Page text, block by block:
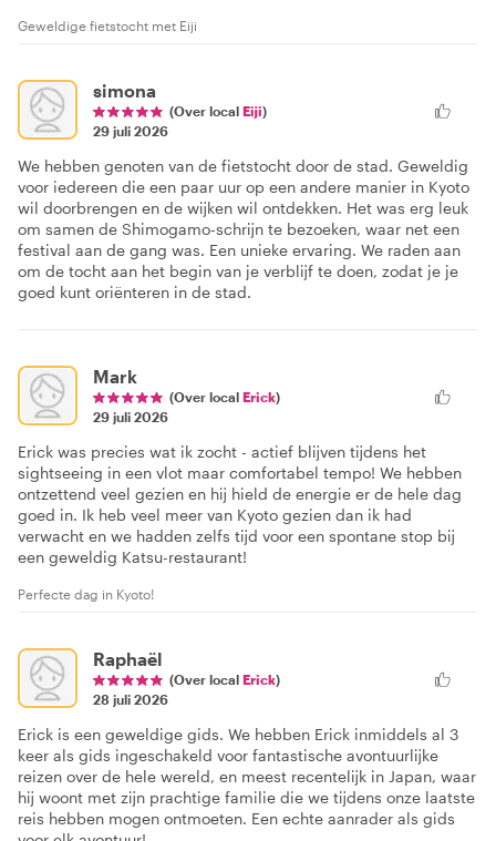
Geweldige fietstocht met Eiji
simona
(Over local Eiji)
29 juli 2026
We hebben genoten van de fietstocht door de stad. Geweldig
voor iedereen die een paar uur op een andere manier in Kyoto
wil doorbrengen en de wijken wil ontdekken. Het was erg leuk
om samen de Shimogamo-schrijn te bezoeken, waar net een
festival aan de gang was. Een unieke ervaring. We raden aan
om de tocht aan het begin van je verblijf te doen, zodat je je
goed kunt oriënteren in de stad.
Mark
(Over local Erick)
29 juli 2026
Erick was precies wat ik zocht - actief blijven tijdens het
sightseeing in een vlot maar comfortabel tempo! We hebben
ontzettend veel gezien en hij hield de energie er de hele dag
goed in. Ik heb veel meer van Kyoto gezien dan ik had
verwacht en we hadden zelfs tijd voor een spontane stop bij
een geweldig Katsu-restaurant!
Perfecte dag in Kyoto!
Raphaël
(Over local Erick)
28 juli 2026
Erick is een geweldige gids. We hebben Erick inmiddels al 3
keer als gids ingeschakeld voor fantastische avontuurlijke
reizen over de hele wereld, en meest recentelijk in Japan, waar
hij woont met zijn prachtige familie die we tijdens onze laatste
reis hebben mogen ontmoeten. Een echte aanrader als gids